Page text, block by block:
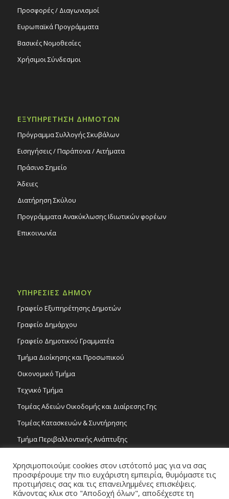
Προσφορές / Διαγωνισμοί
Ευρωπαϊκά Προγράμματα
Βασικές Νομοθεσίες
Χρήσιμοι Σύνδεσμοι
ΕΞΥΠΗΡΕΤΗΣΗ ΔΗΜΟΤΩΝ
Πρόγραμμα Συλλογής Σκυβάλων
Εισηγήσεις / Παράπονα / Αιτήματα
Πράσινο Σημείο
Άδειες
Διατήρηση Σκύλου
Προγράμματα Ανακύκλωσης Ιδιωτικών φορέων
Επικοινωνία
ΥΠΗΡΕΣΙΕΣ ΔΗΜΟΥ
Γραφείο Εξυπηρέτησης Δημοτών
Γραφείο Δημάρχου
Γραφείο Δημοτικού Γραμματέα
Τμήμα Διοίκησης και Προσωπικού
Οικονομικό Τμήμα
Τεχνικό Τμήμα
Τομέας Αδειών Οικοδομής και Διαίρεσης Γης
Τομέας Κατασκευών & Συντήρησης
Τμήμα Περιβαλλοντικής Ανάπτυξης
Τομέας Γραμμάτων και Τεχνών
Τροχονομία
Χρησιμοποιούμε cookies στον ιστότοπό μας για να σας
προσφέρουμε την πιο ευχάριστη εμπειρία, θυμόμαστε τις
προτιμήσεις σας και τις επανειλημμένες επισκέψεις.
Κάνοντας κλικ στο "Αποδοχή όλων", αποδέχεστε τη